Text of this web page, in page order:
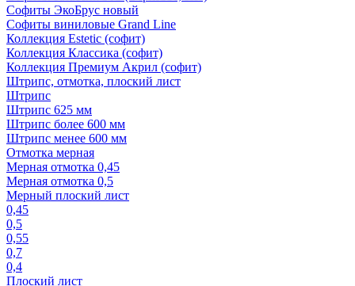
Софиты ЭкоБрус новый
Софиты виниловые Grand Line
Коллекция Estetic (софит)
Коллекция Классика (софит)
Коллекция Премиум Акрил (софит)
Штрипс, отмотка, плоский лист
Штрипс
Штрипс 625 мм
Штрипс более 600 мм
Штрипс менее 600 мм
Отмотка мерная
Мерная отмотка 0,45
Мерная отмотка 0,5
Мерный плоский лист
0,45
0,5
0,55
0,7
0,4
Плоский лист